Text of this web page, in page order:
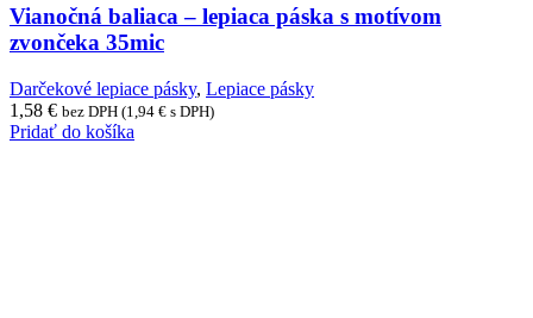
Vianočná baliaca – lepiaca páska s motívom
zvončeka 35mic
Darčekové lepiace pásky, Lepiace pásky
1,58 € bez DPH (1,94 € s DPH)
Pridať do košíka